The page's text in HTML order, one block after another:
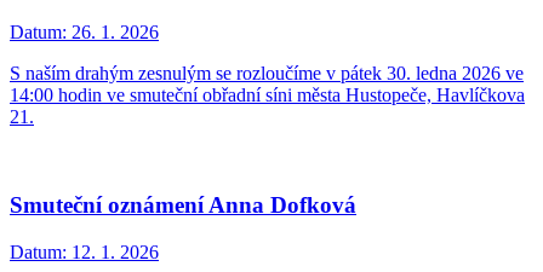
Datum: 26. 1. 2026
S naším drahým zesnulým se rozloučíme v pátek 30. ledna 2026 ve
14:00 hodin ve smuteční obřadní síni města Hustopeče, Havlíčkova
21.
Smuteční oznámení Anna Dofková
Datum: 12. 1. 2026